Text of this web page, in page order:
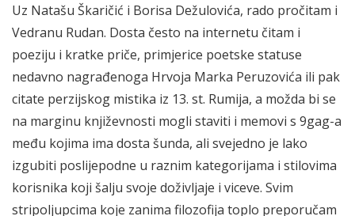
Uz Natašu Škaričić i Borisa Dežulovića, rado pročitam i
Vedranu Rudan. Dosta često na internetu čitam i
poeziju i kratke priče, primjerice poetske statuse
nedavno nagrađenoga Hrvoja Marka Peruzovića ili pak
citate perzijskog mistika iz 13. st. Rumija, a možda bi se
na marginu književnosti mogli staviti i memovi s 9gag-a
među kojima ima dosta šunda, ali svejedno je lako
izgubiti poslijepodne u raznim kategorijama i stilovima
korisnika koji šalju svoje doživljaje i viceve. Svim
stripoljupcima koje zanima filozofija toplo preporučam